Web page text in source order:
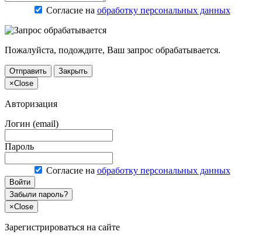
Согласие на обработку персональных данных
Пожалуйста, подождите, Ваш запрос обрабатывается.
Отправить
Закрыть
×Close
Авторизация
Логин (email)
Пароль
Согласие на обработку персональных данных
Войти
Забыли пароль?
×Close
Зарегистрироваться на сайте